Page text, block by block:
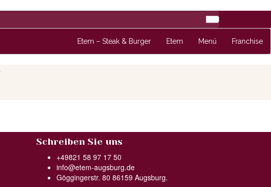
Etem – Steak & Burger Etem Menü Franchise
Schreiben Sie uns
+49821 58 97 17 50
info@etem-augsburg.de
Göggingerstr. 80 86159 Augsburg.